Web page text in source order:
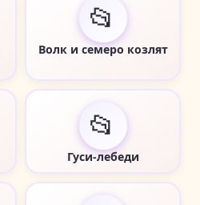
📂
Волк и семеро козлят
📂
Гуси-лебеди